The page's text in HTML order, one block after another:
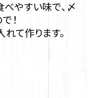
やすい味で、〆
！
て作ります。